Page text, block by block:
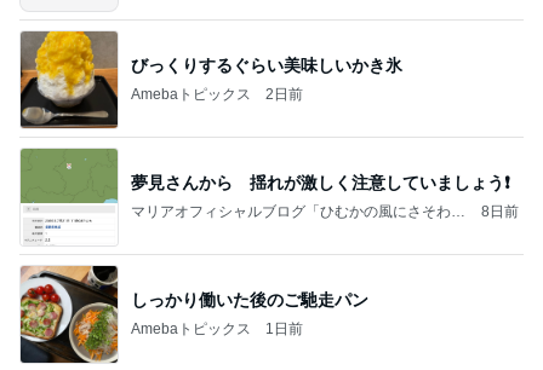
びっくりするぐらい美味しいかき氷
Amebaトピックス 2日前
夢見さんから 揺れが激しく注意していましょう❗️
マリアオフィシャルブログ「ひむかの風にさそわれ
8日前
しっかり働いた後のご馳走パン
Amebaトピックス 1日前